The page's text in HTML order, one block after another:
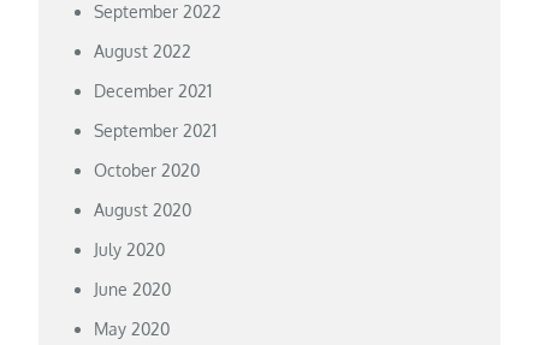
September 2022
August 2022
December 2021
September 2021
October 2020
August 2020
July 2020
June 2020
May 2020